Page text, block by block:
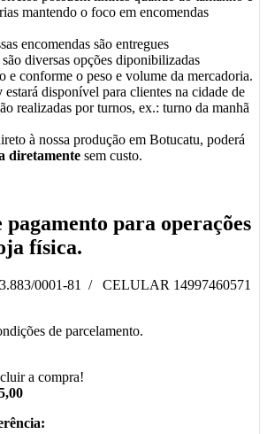
mantendo o foco em encomendas
encomendas são entregues
são diversas opções diponibilizadas
e conforme o peso e volume da mercadoria.
estará disponível para clientes na cidade de
realizadas por turnos, ex.: turno da manhã
à nossa produção em Botucatu, poderá
diretamente sem custo.
pagamento para operações
física.
0001-81 / CELULAR 14997460571
de parcelamento.
a compra!